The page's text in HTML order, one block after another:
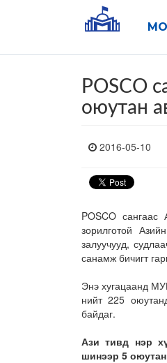
POSCO
оюутан
2016-05-10
POSCO сангаас
зорилготой
залуучууд,
санамж бичигт
Энэ хугацаанд
нийт 225
байдаг.
Ази тивд нэр
шинээр 5 оюутан